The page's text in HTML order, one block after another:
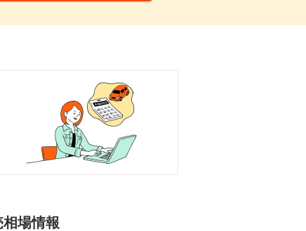
場情報